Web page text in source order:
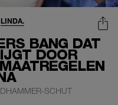
BANG DAT
DOOR
LINDA.
SCHUT